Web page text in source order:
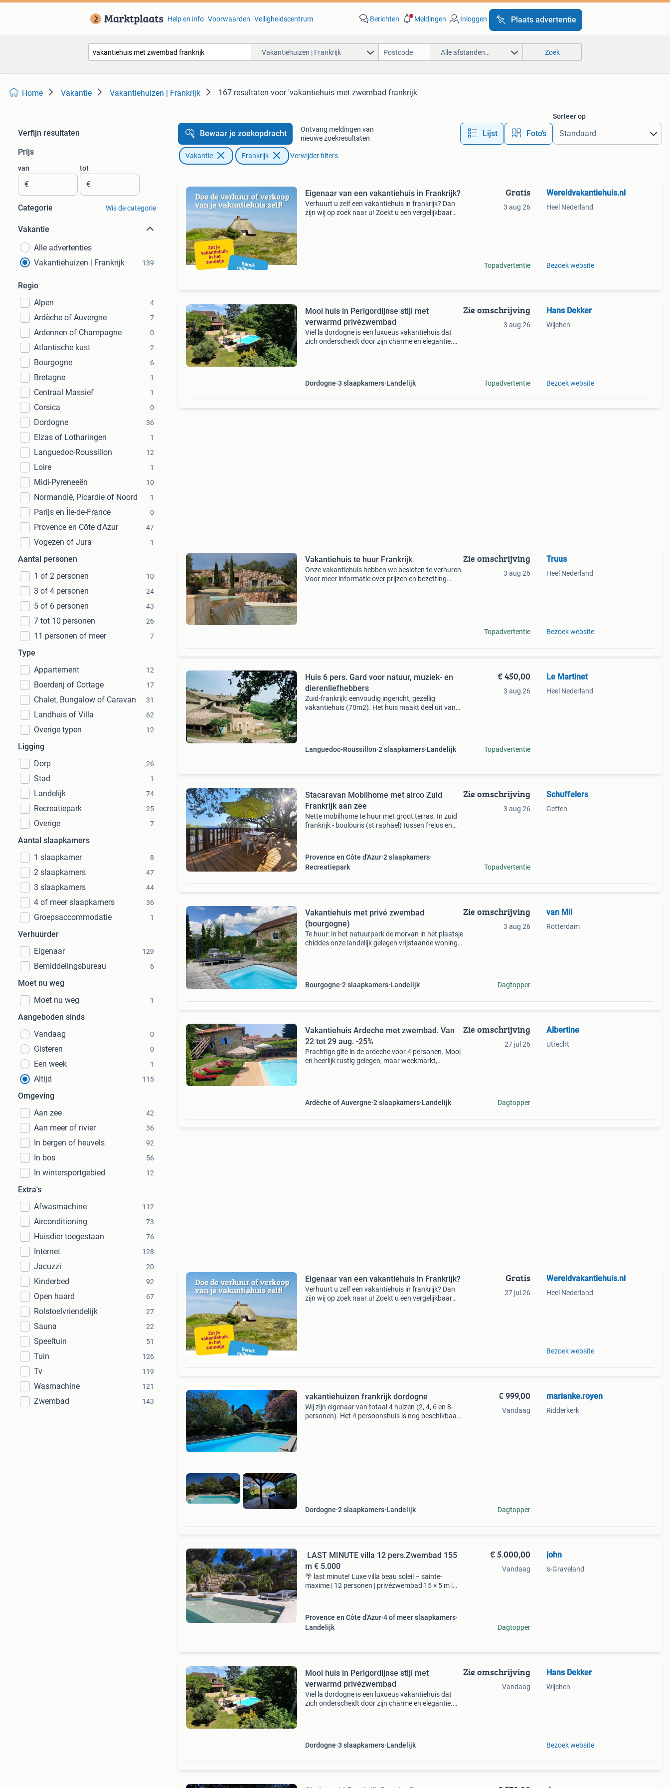
Help en info Voorwaarden Veiligheidscentrum Berichten Meldingen Inloggen Plaats advertentie
Vakantiehuizen | Frankrijk Alle afstanden… Zoek
Home Vakantie Vakantiehuizen | Frankrijk 167 resultaten voor 'vakantiehuis met zwembad frankrijk'
Verfijn resultaten
Prijs
van
€
tot
€
Categorie Wis de categorie
Vakantie
Alle advertenties
Vakantiehuizen | Frankrijk
139
Regio
Alpen
4
Ardèche of Auvergne 7
Ardennen of Champagne 0
Atlantische kust 2
Bourgogne 6
Bretagne 1
Centraal Massief 1
Corsica 0
Dordogne 36
Elzas of Lotharingen 1
Languedoc-Roussillon 12
Loire 1
Midi-Pyreneeën 10
Normandië, Picardie of Noord 1
Parijs en Île-de-France 0
Provence en Côte d'Azur 47
Vogezen of Jura 1
Aantal personen
1 of 2 personen
10
3 of 4 personen 24
5 of 6 personen 43
7 tot 10 personen 26
11 personen of meer 7
Type
Appartement
12
Boerderij of Cottage 17
Chalet, Bungalow of Caravan 31
Landhuis of Villa 62
Overige typen 12
Ligging
Dorp
26
Stad 1
Landelijk 74
Recreatiepark 25
Overige 7
Aantal slaapkamers
1 slaapkamer
8
2 slaapkamers 47
3 slaapkamers 44
4 of meer slaapkamers 36
Groepsaccommodatie 1
Verhuurder
Eigenaar
129
Bemiddelingsbureau 6
Moet nu weg
Moet nu weg
1
Aangeboden sinds
Vandaag
0
Gisteren 0
Een week 1
Altijd 115
Omgeving
Aan zee
42
Aan meer of rivier 36
In bergen of heuvels 92
In bos 56
In wintersportgebied 12
Extra's
Afwasmachine
112
Airconditioning 73
Huisdier toegestaan 76
Internet 128
Jacuzzi 20
Kinderbed 92
Open haard 67
Rolstoelvriendelijk 27
Sauna 22
Speeltuin 51
Tuin 126
Tv 119
Wasmachine 121
Zwembad 143
Bewaar je zoekopdracht
Ontvang meldingen van
nieuwe zoekresultaten
Lijst Foto’s
Sorteer op
Vakantie Frankrijk Verwijder filters
Eigenaar van een vakantiehuis in Frankrijk?
Verhuurt u zelf een vakantiehuis in frankrijk? Dan
zijn wij op zoek naar u! Zoekt u een vergelijkbaar
Gratis
3 aug 26
Topadvertentie
Wereldvakantiehuis.nl
Heel Nederland
Bezoek website
Mooi huis in Perigordijnse stijl met
verwarmd privézwembad
Viel la dordogne is een luxueus vakantiehuis dat
zich onderscheidt door zijn charme en elegantie.
Dordogne 3 slaapkamers Landelijk
Zie omschrijving
3 aug 26
Topadvertentie
Hans Dekker
Wijchen
Bezoek website
Vakantiehuis te huur Frankrijk
Onze vakantiehuis hebben we besloten te verhuren.
Voor meer informatie over prijzen en bezetting
Zie omschrijving
3 aug 26
Topadvertentie
Truus
Heel Nederland
Bezoek website
Huis 6 pers. Gard voor natuur, muziek- en
dierenliefhebbers
Zuid-frankrijk: eenvoudig ingericht, gezellig
vakantiehuis (70m2). Het huis maakt deel uit van
Languedoc-Roussillon 2 slaapkamers Landelijk
€ 450,00
3 aug 26
Topadvertentie
Le Martinet
Heel Nederland
Stacaravan Mobilhome met airco Zuid
Frankrijk aan zee
Nette mobilhome te huur met groot terras. In zuid
frankrijk - boulouris (st raphael) tussen frejus en
Provence en Côte d'Azur 2 slaapkamers
Recreatiepark
Zie omschrijving
3 aug 26
Topadvertentie
Schuffelers
Geffen
Vakantiehuis met privé zwembad
(bourgogne)
Te huur: in het natuurpark de morvan in het plaatsje
chiddes onze landelijk gelegen vrijstaande woning
Bourgogne 2 slaapkamers Landelijk
Zie omschrijving
3 aug 26
Dagtopper
van Mil
Rotterdam
Vakantiehuis Ardeche met zwembad. Van
22 tot 29 aug. -25%
Prachtige gîte in de ardeche voor 4 personen. Mooi
en heerlijk rustig gelegen, maar weekmarkt,
Ardèche of Auvergne 2 slaapkamers Landelijk
Zie omschrijving
27 jul 26
Dagtopper
Albertine
Utrecht
Eigenaar van een vakantiehuis in Frankrijk?
Verhuurt u zelf een vakantiehuis in frankrijk? Dan
zijn wij op zoek naar u! Zoekt u een vergelijkbaar
Gratis
27 jul 26
Wereldvakantiehuis.nl
Heel Nederland
Bezoek website
vakantiehuizen frankrijk dordogne
Wij zijn eigenaar van totaal 4 huizen (2, 4, 6 en 8-
personen). Het 4 persoonshuis is nog beschikbaar
Dordogne 2 slaapkamers Landelijk
€ 999,00
Vandaag
Dagtopper
marianke.royen
Ridderkerk
️ LAST MINUTE villa 12 pers.Zwembad 155
m € 5.000
🌴 last minute! Luxe villa beau soleil – sainte-
maxime | 12 personen | privézwembad 15 × 5 m |
Provence en Côte d'Azur 4 of meer slaapkamers
Landelijk
€ 5.000,00
Vandaag
Dagtopper
john
's-Graveland
Mooi huis in Perigordijnse stijl met
verwarmd privézwembad
Viel la dordogne is een luxueus vakantiehuis dat
zich onderscheidt door zijn charme en elegantie.
Dordogne 3 slaapkamers Landelijk
Zie omschrijving
Vandaag
Hans Dekker
Wijchen
Bezoek website